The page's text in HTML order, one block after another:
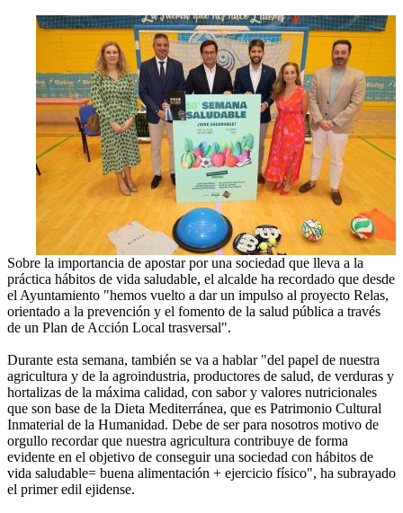
Sobre la importancia de apostar por una sociedad que lleva a la
práctica hábitos de vida saludable, el alcalde ha recordado que desde
el Ayuntamiento "hemos vuelto a dar un impulso al proyecto Relas,
orientado a la prevención y el fomento de la salud pública a través
de un Plan de Acción Local trasversal".
Durante esta semana, también se va a hablar "del papel de nuestra
agricultura y de la agroindustria, productores de salud, de verduras y
hortalizas de la máxima calidad, con sabor y valores nutricionales
que son base de la Dieta Mediterránea, que es Patrimonio Cultural
Inmaterial de la Humanidad. Debe de ser para nosotros motivo de
orgullo recordar que nuestra agricultura contribuye de forma
evidente en el objetivo de conseguir una sociedad con hábitos de
vida saludable= buena alimentación + ejercicio físico", ha subrayado
el primer edil ejidense.